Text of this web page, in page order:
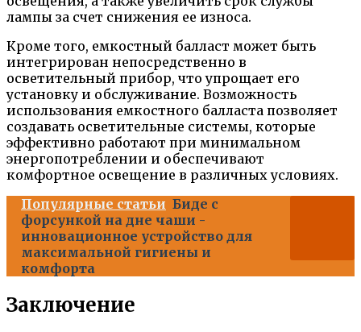
лампы за счет снижения ее износа.
Кроме того, емкостный балласт может быть
интегрирован непосредственно в
осветительный прибор, что упрощает его
установку и обслуживание. Возможность
использования емкостного балласта позволяет
создавать осветительные системы, которые
эффективно работают при минимальном
энергопотреблении и обеспечивают
комфортное освещение в различных условиях.
Популярные статьи Биде с
форсункой на дне чаши -
инновационное устройство для
максимальной гигиены и
комфорта
Заключение